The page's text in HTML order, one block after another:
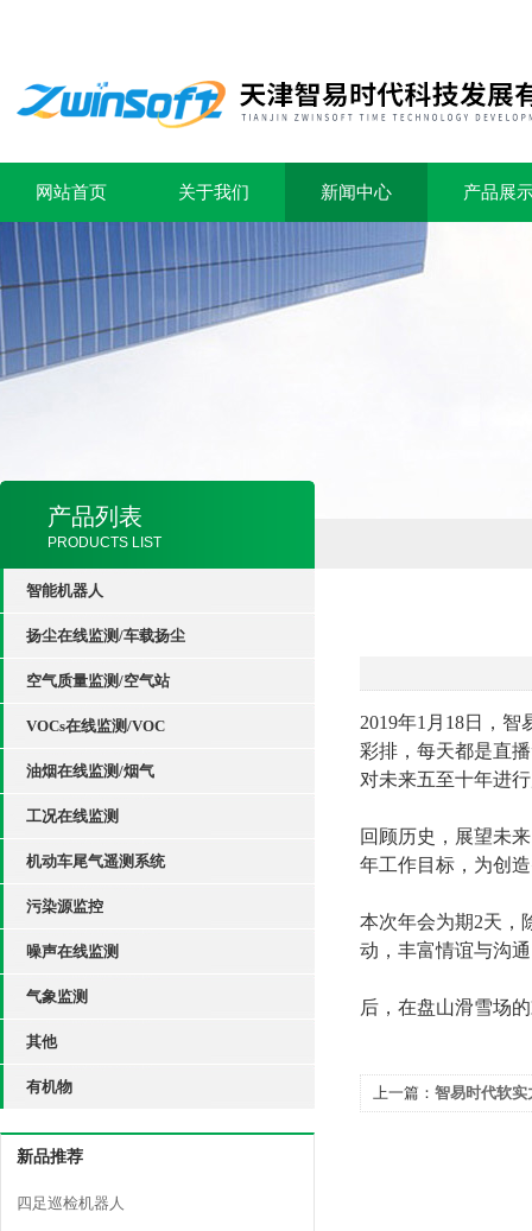
网站首页 关于我们 新闻中心 产品展
产品列表
PRODUCTS LIST
智能机器人
扬尘在线监测/车载扬尘
空气质量监测/空气站
VOCs在线监测/VOC
油烟在线监测/烟气
工况在线监测
机动车尾气遥测系统
污染源监控
噪声在线监测
气象监测
其他
有机物
新品推荐
四足巡检机器人
2019年1月18日，
彩排，每天都是直
对未来五至十年进
回顾历史，展望未
年工作目标，为创
本次年会为期2天，
动，丰富情谊与沟
后，在盘山滑雪场
上一篇： 智易时代软实